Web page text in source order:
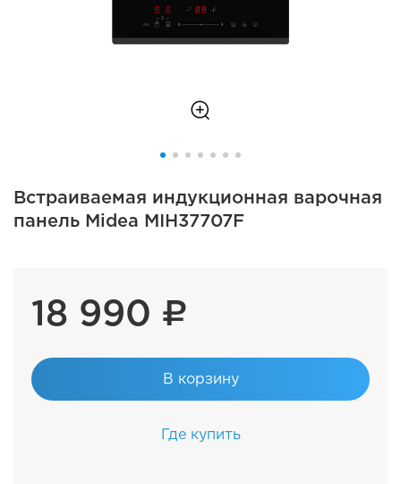
Встраиваемая индукционная варочная
панель Midea MIH37707F
18 990 ₽
В корзину
Где купить